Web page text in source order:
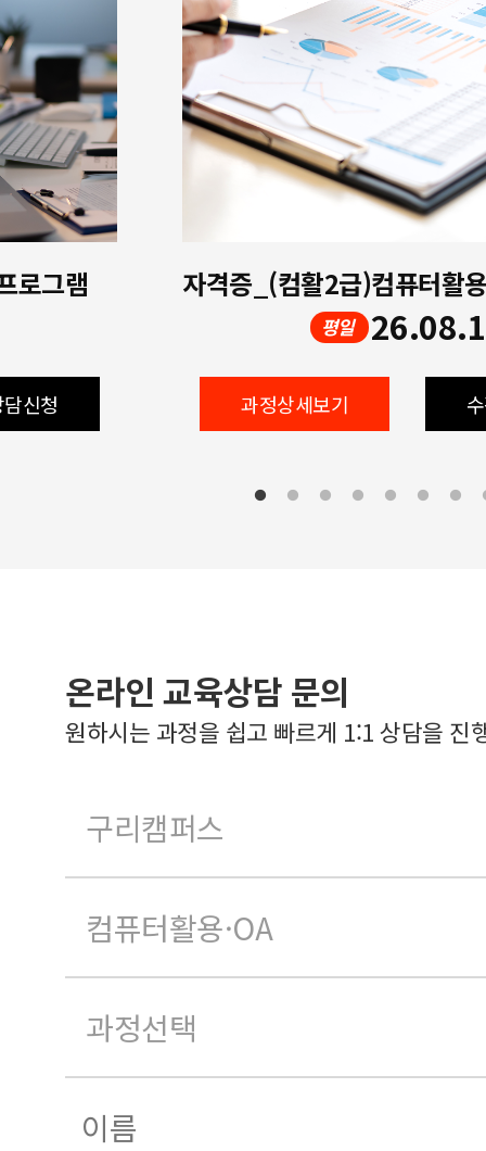
로그램
신청
평일
과정상세보기
온라인 교육상담 문의
원하시는 과정을 쉽고 빠르게 1:1 상담을 진